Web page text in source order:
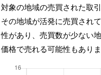
対象の地域の売買された取
その地域が活発に売買され
性があり、売買数が少ない
価格で売れる可能性もありま